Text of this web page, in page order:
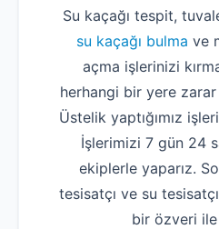
Su kaçağı tespit,
su kaçağı bulma ve
açma işlerinizi
herhangi bir yere
Üstelik yaptığımız
İşlerimizi 7 gün 24
ekiplerle yaparız.
tesisatçı ve su
bir özveri ile